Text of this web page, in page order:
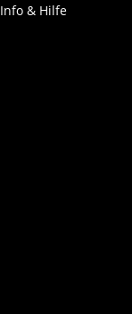
Info & Hilfe